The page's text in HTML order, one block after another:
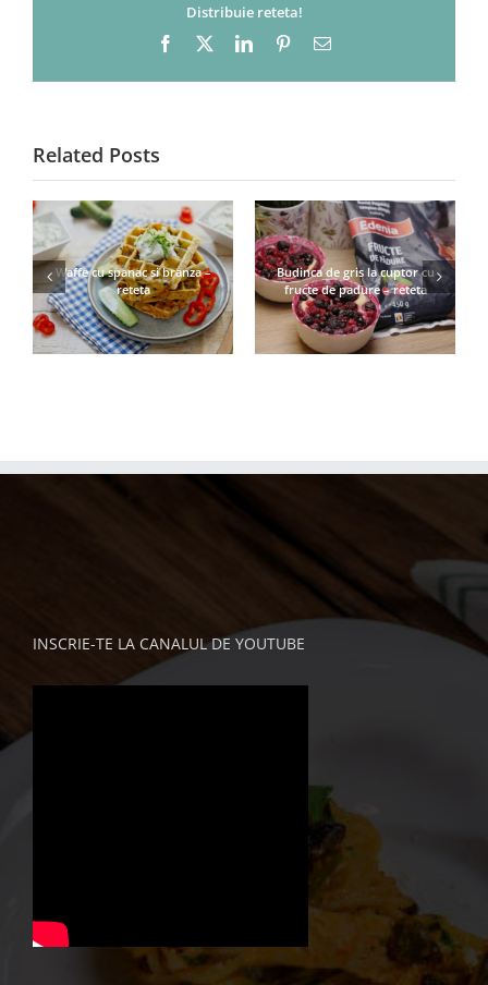
Distribuie reteta!
Facebook LinkedInPinterestEmail
Related Posts
Waffe cu spanac si branza –
reteta
Budinca de gris la cuptor cu
fructe de padure – reteta
INSCRIE-TE LA CANALUL DE YOUTUBE